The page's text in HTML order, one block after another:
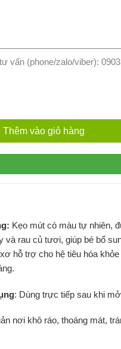
vấn (phone/zalo/viber):
14 cây - Gói số lượng
Thêm vào giỏ hàng
Kẹo mút có màu tự nhiên,
và rau củ tươi, giúp bé bổ
hỗ trợ cho hệ tiêu hóa khỏe
: Dùng trực tiếp sau khi
nơi khô ráo, thoáng mát,